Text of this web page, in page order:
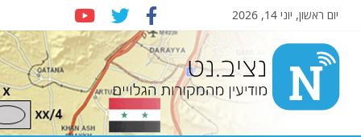
יום ראשון, יוני 14, 2026
Nziv.net
מודיעין
מהמקורות